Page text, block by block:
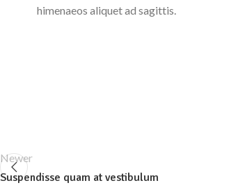
himenaeos aliquet ad sagittis.
Newer
Suspendisse quam at vestibulum